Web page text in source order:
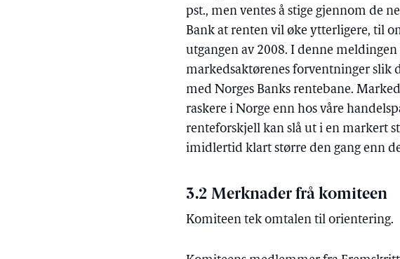
pst., men ventes å stige gjennom de
Bank at renten vil øke ytterligere, til
utgangen av 2008. I denne
markedsaktørenes forventninger slik
med Norges Banks rentebane.
raskere i Norge enn hos våre
renteforskjell kan slå ut i en markert
imidlertid klart større den gang enn
3.2 Merknader frå komiteen
Komiteen tek omtalen til orientering.